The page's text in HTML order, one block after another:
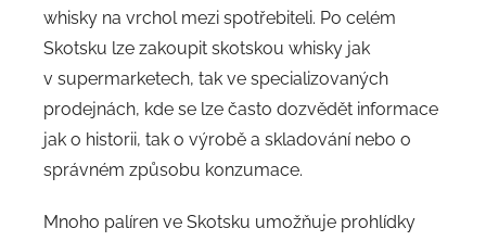
whisky na vrchol mezi spotřebiteli. Po celém
Skotsku lze zakoupit skotskou whisky jak
v supermarketech, tak ve specializovaných
prodejnách, kde se lze často dozvědět informace
jak o historii, tak o výrobě a skladování nebo o
správném způsobu konzumace.
Mnoho palíren ve Skotsku umožňuje prohlídky